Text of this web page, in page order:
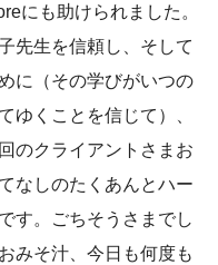
にも助けられました。
先生を信頼し、そして
に（その学びがいつの
ゆくことを信じて）、
のクライアントさまお
なしのたくあんとハー
す。ごちそうさまでし
みそ汁、今日も何度も